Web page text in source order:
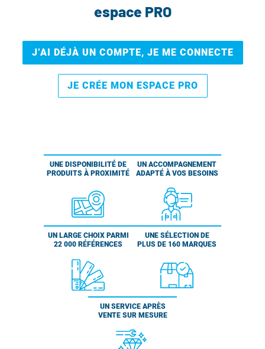
espace PRO
J’AI DÉJÀ UN COMPTE, JE ME CONNECTE
JE CRÉE MON ESPACE PRO
UNE DISPONIBILITÉ DE
PRODUITS À PROXIMITÉ
UN ACCOMPAGNEMENT
ADAPTÉ À VOS BESOINS
UN LARGE CHOIX PARMI
22 000 RÉFÉRENCES
UNE SÉLECTION DE
PLUS DE 160 MARQUES
UN SERVICE APRÈS
VENTE SUR MESURE